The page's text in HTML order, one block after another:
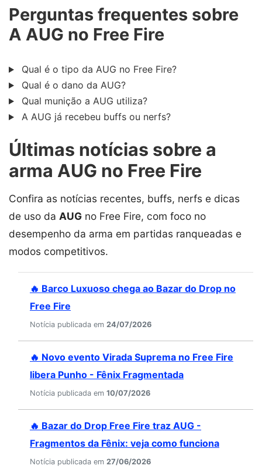
Perguntas frequentes sobre
A AUG no Free Fire
Qual é o tipo da AUG no Free Fire?
Qual é o dano da AUG?
Qual munição a AUG utiliza?
A AUG já recebeu buffs ou nerfs?
Últimas notícias sobre a
arma AUG no Free Fire
Confira as notícias recentes, buffs, nerfs e dicas
de uso da AUG no Free Fire, com foco no
desempenho da arma em partidas ranqueadas e
modos competitivos.
🔥 Barco Luxuoso chega ao Bazar do Drop no
Free Fire
Notícia publicada em 24/07/2026
🔥 Novo evento Virada Suprema no Free Fire
libera Punho - Fênix Fragmentada
Notícia publicada em 10/07/2026
🔥 Bazar do Drop Free Fire traz AUG -
Fragmentos da Fênix: veja como funciona
Notícia publicada em 27/06/2026